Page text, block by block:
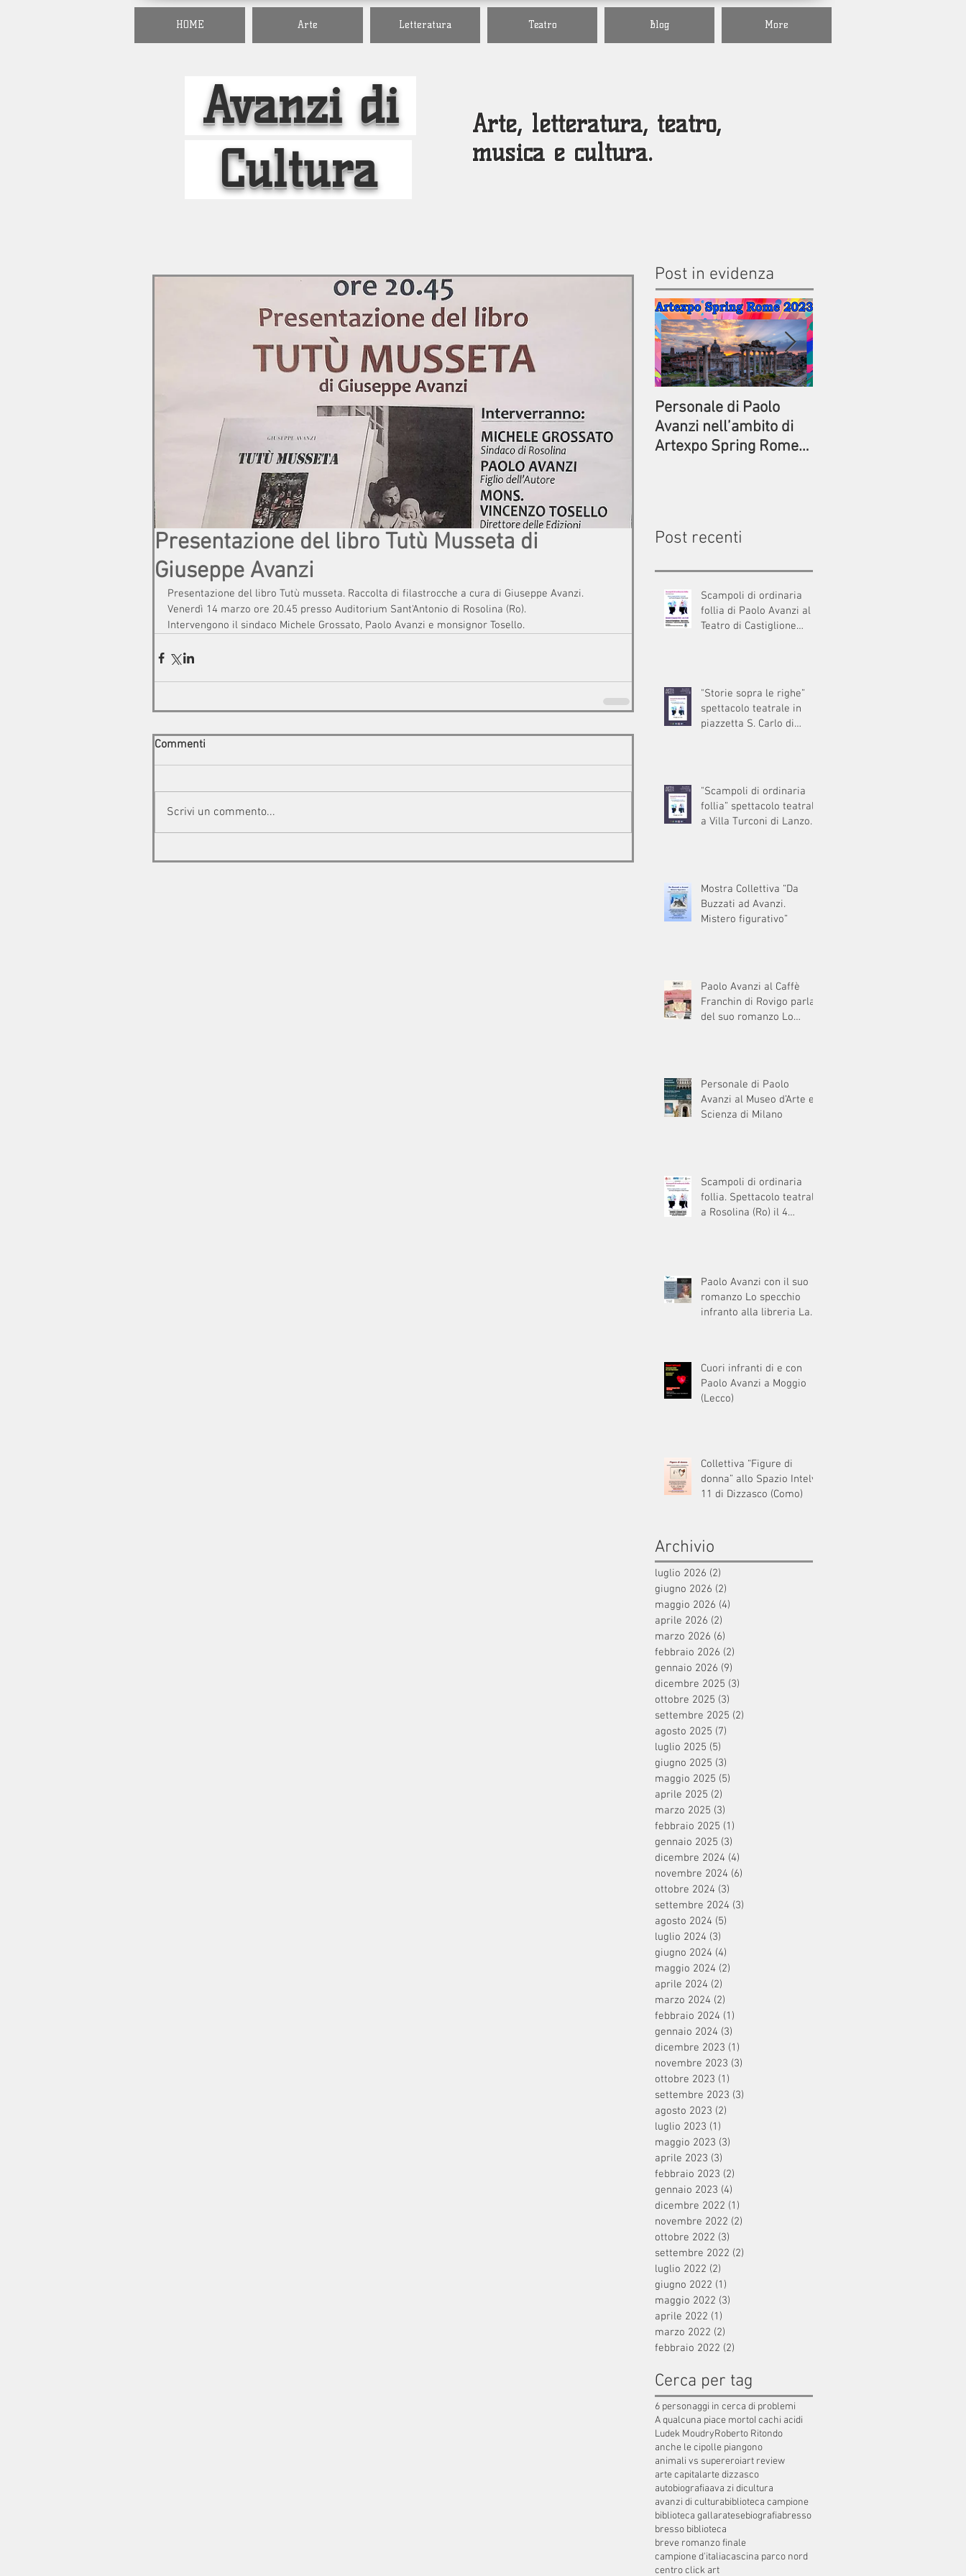
HOME Arte Letteratura Teatro Blog More
Avanzi di
Cultura
Arte, letteratura, teatro,
musica e cultura.
Presentazione del libro Tutù Musseta di
Giuseppe Avanzi
Presentazione del libro Tutù musseta. Raccolta di filastrocche a cura di Giuseppe Avanzi.
Venerdì 14 marzo ore 20.45 presso Auditorium Sant'Antonio di Rosolina (Ro).
Intervengono il sindaco Michele Grossato, Paolo Avanzi e monsignor Tosello.
Commenti
Scrivi un commento...
Post in evidenza
Personale di Paolo
Avanzi nell’ambito di
Artexpo Spring Rome
Post recenti
Scampoli di ordinaria
follia di Paolo Avanzi al
Teatro di Castiglione
"Storie sopra le righe”
spettacolo teatrale in
piazzetta S. Carlo di
"Scampoli di ordinaria
follia” spettacolo teatrale
a Villa Turconi di Lanzo
Mostra Collettiva “Da
Buzzati ad Avanzi.
Mistero figurativo”
Paolo Avanzi al Caffè
Franchin di Rovigo parla
del suo romanzo Lo
Personale di Paolo
Avanzi al Museo d’Arte e
Scienza di Milano
Scampoli di ordinaria
follia. Spettacolo teatrale
a Rosolina (Ro) il 4
Paolo Avanzi con il suo
romanzo Lo specchio
infranto alla libreria La
Cuori infranti di e con
Paolo Avanzi a Moggio
(Lecco)
Collettiva “Figure di
donna” allo Spazio Intelvi
11 di Dizzasco (Como)
Archivio
luglio 2026 (2)
giugno 2026 (2)
maggio 2026 (4)
aprile 2026 (2)
marzo 2026 (6)
febbraio 2026 (2)
gennaio 2026 (9)
dicembre 2025 (3)
ottobre 2025 (3)
settembre 2025 (2)
agosto 2025 (7)
luglio 2025 (5)
giugno 2025 (3)
maggio 2025 (5)
aprile 2025 (2)
marzo 2025 (3)
febbraio 2025 (1)
gennaio 2025 (3)
dicembre 2024 (4)
novembre 2024 (6)
ottobre 2024 (3)
settembre 2024 (3)
agosto 2024 (5)
luglio 2024 (3)
giugno 2024 (4)
maggio 2024 (2)
aprile 2024 (2)
marzo 2024 (2)
febbraio 2024 (1)
gennaio 2024 (3)
dicembre 2023 (1)
novembre 2023 (3)
ottobre 2023 (1)
settembre 2023 (3)
agosto 2023 (2)
luglio 2023 (1)
maggio 2023 (3)
aprile 2023 (3)
febbraio 2023 (2)
gennaio 2023 (4)
dicembre 2022 (1)
novembre 2022 (2)
ottobre 2022 (3)
settembre 2022 (2)
luglio 2022 (2)
giugno 2022 (1)
maggio 2022 (3)
aprile 2022 (1)
marzo 2022 (2)
febbraio 2022 (2)
Cerca per tag
6 personaggi in cerca di problemi
A qualcuna piace mortoI cachi acidi
Ludek MoudryRoberto Ritondo
anche le cipolle piangono
animali vs supereroiart review
arte capitalarte dizzasco
autobiografiaava zi dicultura
avanzi di culturabiblioteca campione
biblioteca gallaratesebiografiabresso
bresso biblioteca
breve romanzo finale
campione d'italiacascina parco nord
centro click art